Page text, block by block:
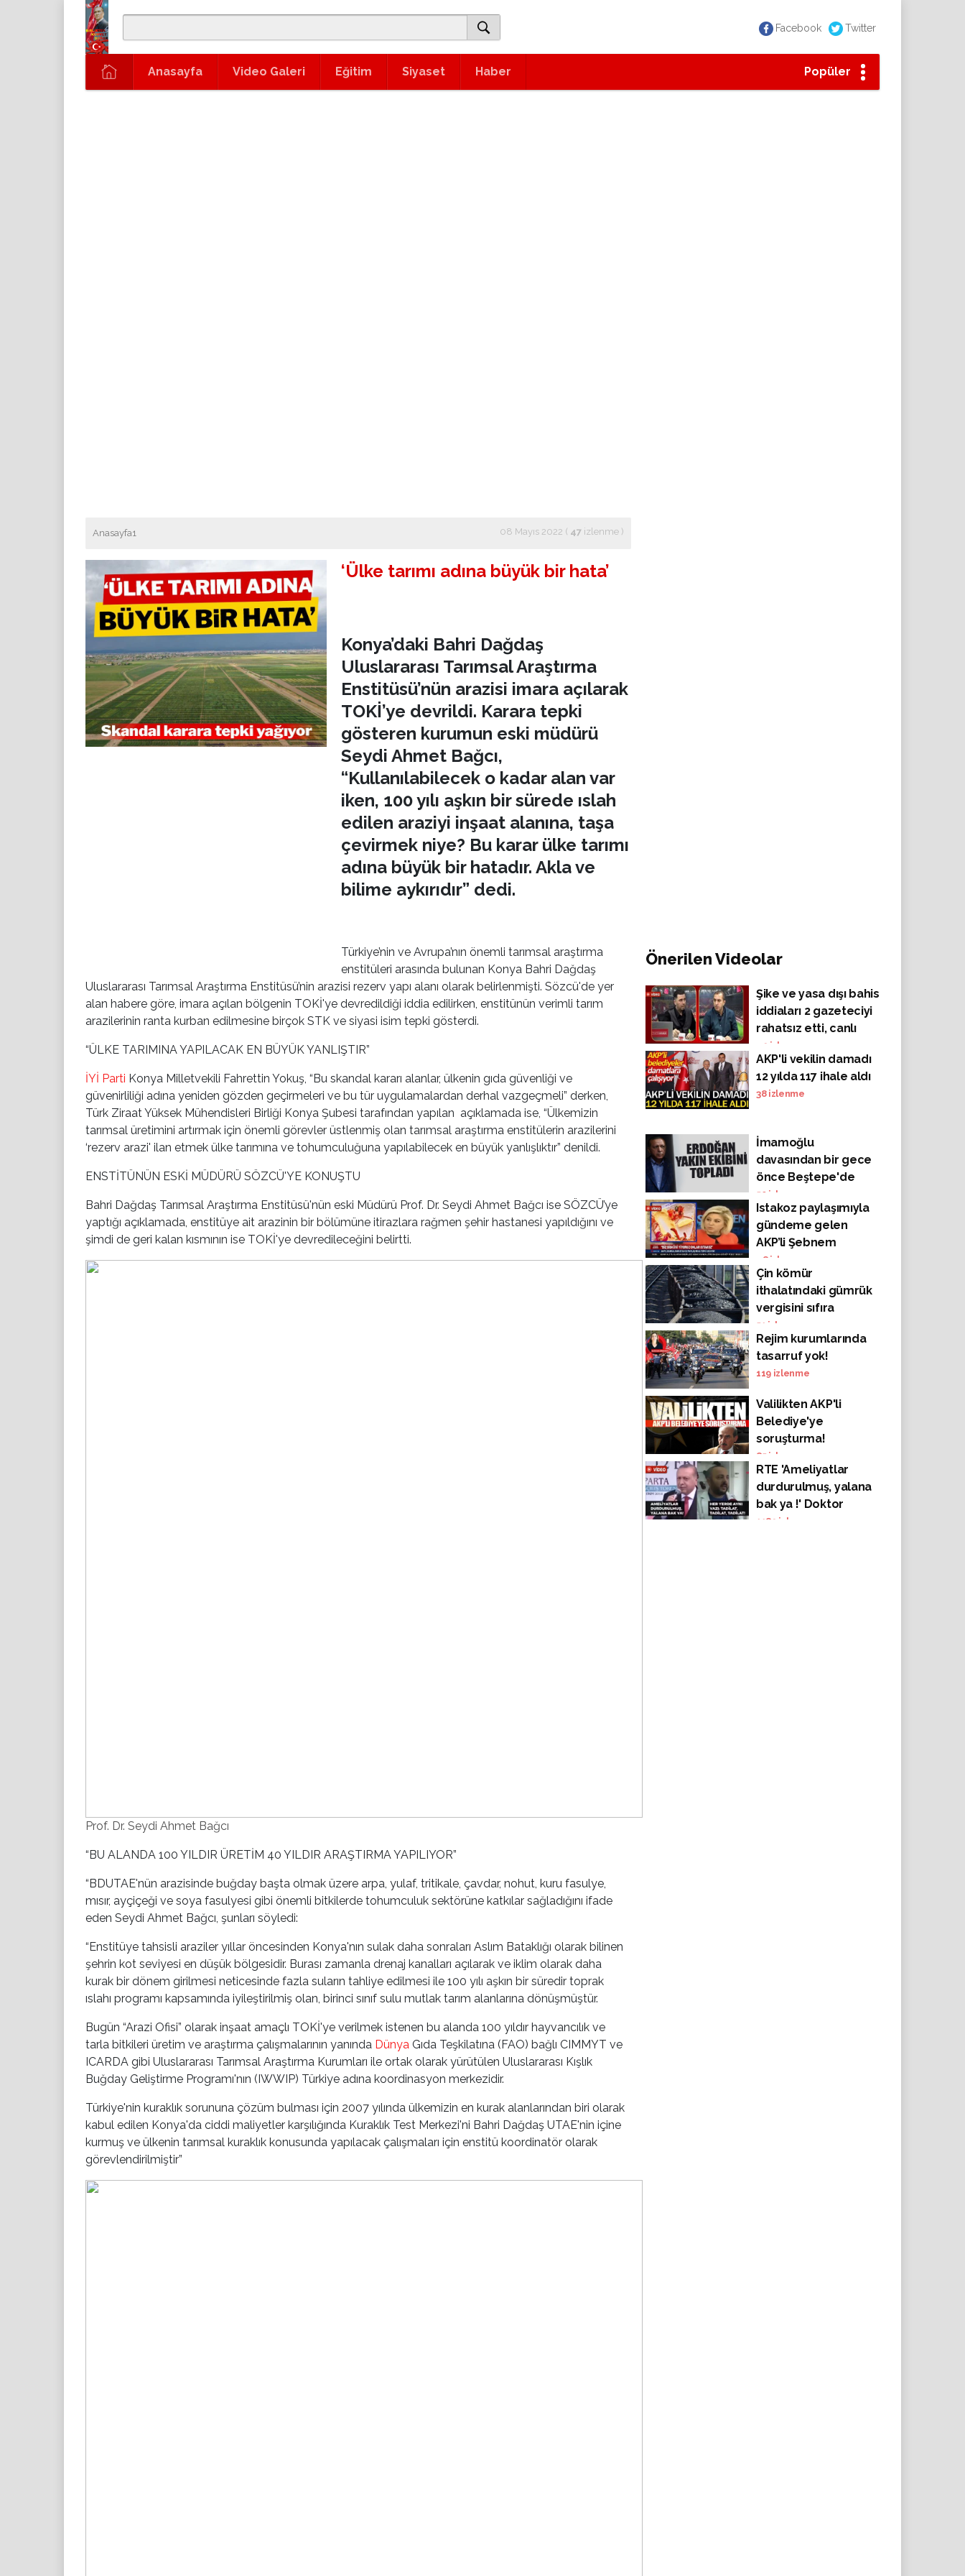
Facebook Twitter
Anasayfa Video Galeri Eğitim Siyaset Haber Popüler
Anasayfa1 08 Mayıs 2022 ( 47 izlenme )
‘Ülke tarımı adına büyük bir hata’
Konya’daki Bahri Dağdaş
Uluslararası Tarımsal Araştırma
Enstitüsü’nün arazisi imara açılarak
TOKİ’ye devrildi. Karara tepki
gösteren kurumun eski müdürü
Seydi Ahmet Bağcı,
“Kullanılabilecek o kadar alan var
iken, 100 yılı aşkın bir sürede ıslah
edilen araziyi inşaat alanına, taşa
çevirmek niye? Bu karar ülke tarımı
adına büyük bir hatadır. Akla ve
bilime aykırıdır” dedi.
Türkiye’nin ve Avrupa’nın önemli tarımsal araştırma
enstitüleri arasında bulunan Konya Bahri Dağdaş
Uluslararası Tarımsal Araştırma Enstitüsü’nin arazisi rezerv yapı alanı olarak belirlenmişti. Sözcü'de yer
alan habere göre, imara açılan bölgenin TOKİ'ye devredildiği iddia edilirken, enstitünün verimli tarım
arazilerinin ranta kurban edilmesine birçok STK ve siyasi isim tepki gösterdi.
“ÜLKE TARIMINA YAPILACAK EN BÜYÜK YANLIŞTIR”
İYİ Parti Konya Milletvekili Fahrettin Yokuş, “Bu skandal kararı alanlar, ülkenin gıda güvenliği ve
güvenirliliği adına yeniden gözden geçirmeleri ve bu tür uygulamalardan derhal vazgeçmeli” derken,
Türk Ziraat Yüksek Mühendisleri Birliği Konya Şubesi tarafından yapılan açıklamada ise, “Ülkemizin
tarımsal üretimini artırmak için önemli görevler üstlenmiş olan tarımsal araştırma enstitülerin arazilerini
‘rezerv arazi' ilan etmek ülke tarımına ve tohumculuğuna yapılabilecek en büyük yanlışlıktır” denildi.
ENSTİTÜNÜN ESKİ MÜDÜRÜ SÖZCÜ'YE KONUŞTU
Bahri Dağdaş Tarımsal Araştırma Enstitüsü'nün eski Müdürü Prof. Dr. Seydi Ahmet Bağcı ise SÖZCÜ’ye
yaptığı açıklamada, enstitüye ait arazinin bir bölümüne itirazlara rağmen şehir hastanesi yapıldığını ve
şimdi de geri kalan kısmının ise TOKİ'ye devredileceğini belirtti.
Prof. Dr. Seydi Ahmet Bağcı
“BU ALANDA 100 YILDIR ÜRETİM 40 YILDIR ARAŞTIRMA YAPILIYOR”
“BDUTAE'nün arazisinde buğday başta olmak üzere arpa, yulaf, tritikale, çavdar, nohut, kuru fasulye,
mısır, ayçiçeği ve soya fasulyesi gibi önemli bitkilerde tohumculuk sektörüne katkılar sağladığını ifade
eden Seydi Ahmet Bağcı, şunları söyledi:
“Enstitüye tahsisli araziler yıllar öncesinden Konya'nın sulak daha sonraları Aslım Bataklığı olarak bilinen
şehrin kot seviyesi en düşük bölgesidir. Burası zamanla drenaj kanalları açılarak ve iklim olarak daha
kurak bir dönem girilmesi neticesinde fazla suların tahliye edilmesi ile 100 yılı aşkın bir süredir toprak
ıslahı programı kapsamında iyileştirilmiş olan, birinci sınıf sulu mutlak tarım alanlarına dönüşmüştür.
Bugün “Arazi Ofisi” olarak inşaat amaçlı TOKİ'ye verilmek istenen bu alanda 100 yıldır hayvancılık ve
tarla bitkileri üretim ve araştırma çalışmalarının yanında Dünya Gıda Teşkilatına (FAO) bağlı CIMMYT ve
ICARDA gibi Uluslararası Tarımsal Araştırma Kurumları ile ortak olarak yürütülen Uluslararası Kışlık
Buğday Geliştirme Programı'nın (IWWIP) Türkiye adına koordinasyon merkezidir.
Türkiye'nin kuraklık sorununa çözüm bulması için 2007 yılında ülkemizin en kurak alanlarından biri olarak
kabul edilen Konya'da ciddi maliyetler karşılığında Kuraklık Test Merkezi'ni Bahri Dağdaş UTAE'nin içine
kurmuş ve ülkenin tarımsal kuraklık konusunda yapılacak çalışmaları için enstitü koordinatör olarak
görevlendirilmiştir”
Önerilen Videolar
Şike ve yasa dışı bahis
iddiaları 2 gazeteciyi
rahatsız etti, canlı
yayında Murat Ağırel'i
ölümle tehdit ettiler!
49 izlenme
AKP'li vekilin damadı
12 yılda 117 ihale aldı
38izlenme
İmamoğlu
davasından bir gece
önce Beştepe'de
'gizli' toplantı
50 izlenme
Istakoz paylaşımıyla
gündeme gelen
AKP’li Şebnem
Bursalı’ya
yurttaşlardan tepki
yağdı!
48izlenme
Çin kömür
ithalatındaki gümrük
vergisini sıfıra
indiriyor
51 izlenme
Rejim kurumlarında
tasarruf yok!
119 izlenme
Valilikten AKP'li
Belediye'ye
soruşturma!
Skandallar peş peşe
sıralandı: Yeğenini işe
aldı, zırhlı araçta
'keleş'le ateş açtı,
85 izlenme
RTE 'Ameliyatlar
durdurulmuş, yalana
bak ya !' Doktor
'Heryerde aynı yazı:
1189 izlenme